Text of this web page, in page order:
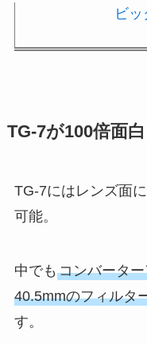
ビッ
TG-7が100倍面
TG-7にはレンズ面
可能。
中でも コンバータ
40.5mmのフィルタ
す。